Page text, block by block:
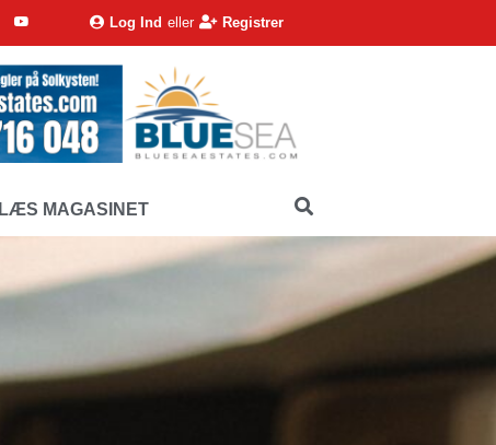
Log Ind eller Registrer
LÆS MAGASINET